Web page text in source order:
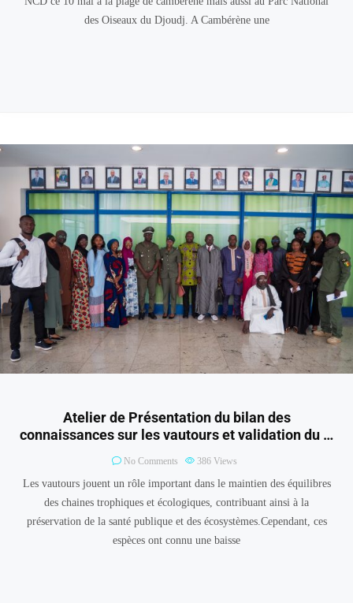
des Oiseaux du Djoudj. A Cambérène une
Atelier de Présentation du bilan des
connaissances sur les vautours et validation du …
No Comments 386 Views
Les vautours jouent un rôle important dans le maintien des équilibres
des chaines trophiques et écologiques, contribuant ainsi à la
préservation de la santé publique et des écosystèmes.Cependant, ces
espèces ont connu une baisse